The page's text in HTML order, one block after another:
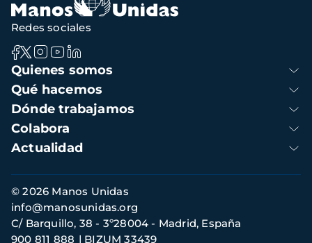
Navegación
principal
Quienes somos
Qué hacemos
Dónde trabajamos
Colabora
Actualidad
Redes sociales
Información
de
contacto
© 2026 Manos Unidas
C/ Barquillo, 38 - 3º28004 - Madrid, España
900 811 888
BIZUM 33439
info@manosunidas.org